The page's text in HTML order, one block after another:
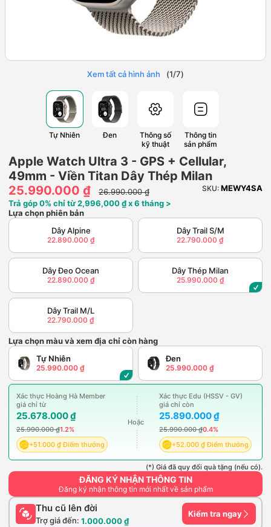
Xem tất cả hình ảnh (1/7)
Tự Nhiên Đen
Thông số
kỹ thuật
Thông tin
sản phẩm
Apple Watch Ultra 3 - GPS + Cellular,
49mm - Viền Titan Dây Thép Milan
25.990.000 ₫
26.990.000 ₫ SKU: MEWY4SA
Trả góp 0% chỉ từ 2,996,000 ₫ x 6 tháng >
Lựa chọn phiên bản
Dây Alpine
22.890.000 ₫
Dây Trail S/M
22.790.000 ₫
Dây Đeo Ocean
22.890.000 ₫
Dây Thép Milan
25.990.000 ₫
Dây Trail M/L
22.790.000 ₫
Lựa chọn màu và xem địa chỉ còn hàng
Tự Nhiên
25.990.000 ₫
Đen
25.990.000 ₫
Xác thực Hoàng Hà Member
giá chỉ từ
25.678.000 ₫
25.990.000 ₫1.2%
+51.000 ₫ Điểm thưởng
Hoặc
Xác thực Edu (HSSV - GV)
giá chỉ còn
25.890.000 ₫
25.990.000 ₫0.4%
+52.000 ₫ Điểm thưởng
(*) Giá đã quy đổi quà tặng (nếu có).
ĐĂNG KÝ NHẬN THÔNG TIN
Đăng ký nhận thông tin mới nhất về sản phẩm
Thu cũ lên đời
Trợ giá đến: 1.000.000 ₫
Kiểm tra ngay